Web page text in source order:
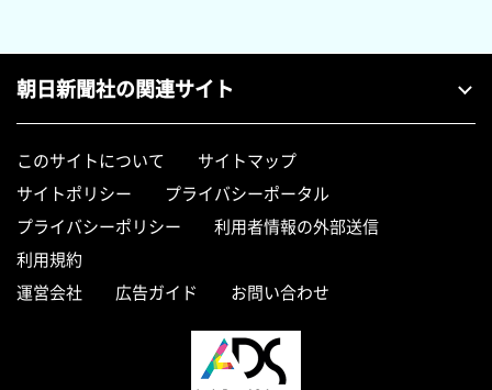
朝日新聞社の関連サイト
このサイトについて
サイトマップ
サイトポリシー
プライバシーポータル
プライバシーポリシー
利用者情報の外部送信
利用規約
運営会社
広告ガイド お問い合わせ